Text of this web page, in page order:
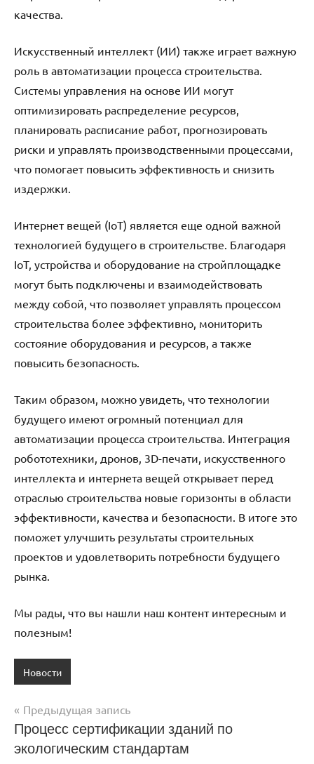
качества.
Искусственный интеллект (ИИ) также играет важную
роль в автоматизации процесса строительства.
Системы управления на основе ИИ могут
оптимизировать распределение ресурсов,
планировать расписание работ, прогнозировать
риски и управлять производственными процессами,
что помогает повысить эффективность и снизить
издержки.
Интернет вещей (IoT) является еще одной важной
технологией будущего в строительстве. Благодаря
IoT, устройства и оборудование на стройплощадке
могут быть подключены и взаимодействовать
между собой, что позволяет управлять процессом
строительства более эффективно, мониторить
состояние оборудования и ресурсов, а также
повысить безопасность.
Таким образом, можно увидеть, что технологии
будущего имеют огромный потенциал для
автоматизации процесса строительства. Интеграция
робототехники, дронов, 3D-печати, искусственного
интеллекта и интернета вещей открывает перед
отраслью строительства новые горизонты в области
эффективности, качества и безопасности. В итоге это
поможет улучшить результаты строительных
проектов и удовлетворить потребности будущего
рынка.
Мы рады, что вы нашли наш контент интересным и
полезным!
Новости
Навигация
по
Предыдущая запись
Процесс сертификации зданий по
экологическим стандартам